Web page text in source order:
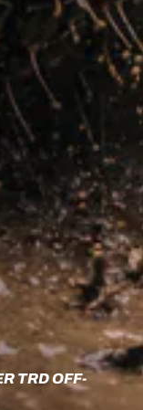
TRD OFF-